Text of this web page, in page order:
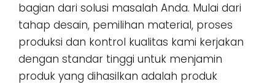
bagian dari solusi masalah Anda. Mulai dari
tahap desain, pemilihan material, proses
produksi dan kontrol kualitas kami kerjakan
dengan standar tinggi untuk menjamin
produk yang dihasilkan adalah produk